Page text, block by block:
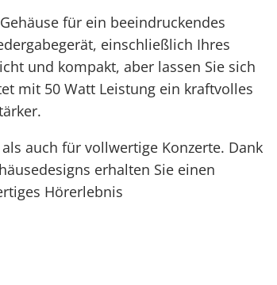
für ein beeindruckendes
einschließlich Ihres
und kompakt, aber lassen Sie sich
mit 50 Watt Leistung ein kraftvolles
auch für vollwertige Konzerte. Dank
erhalten Sie einen
Hörerlebnis